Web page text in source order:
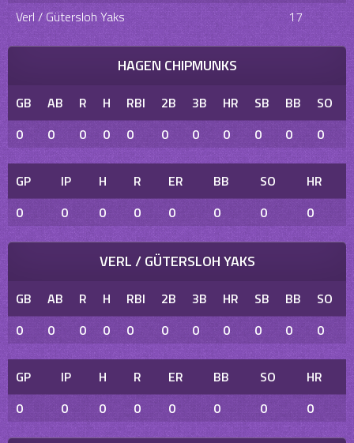
Verl / Gütersloh Yaks
17
HAGEN CHIPMUNKS
GB AB R H RBI 2B 3B HR SB BB SO
0
0 0 0 0 0 0 0 0 0 0
GP IP H R ER BB SO
HR
0
0 0 0 0 0 0 0
VERL / GÜTERSLOH YAKS
GB AB R H RBI 2B 3B HR SB BB SO
0
0 0 0 0 0 0 0 0 0 0
GP IP H R ER BB SO
HR
0
0 0 0 0 0 0 0